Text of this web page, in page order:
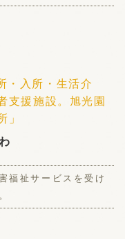
福祉サービスを受け